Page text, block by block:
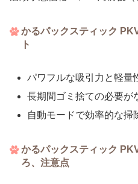
かるパックスティック
ト
パワフルな吸引力と軽量
長期間ゴミ捨ての必要が
自動モードで効率的な掃
かるパックスティック
ろ、注意点